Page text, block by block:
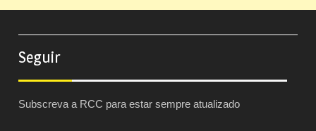
Seguir
Subscreva a RCC para estar sempre atualizado